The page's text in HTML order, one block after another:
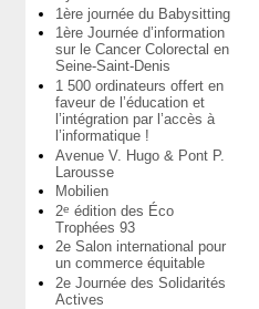
1ère journée du Babysitting
1ère Journée d’information
sur le Cancer Colorectal en
Seine-Saint-Denis
1 500 ordinateurs offert en
faveur de l’éducation et
l’intégration par l’accès à
l’informatique !
Avenue V. Hugo & Pont P.
Larousse
Mobilien
2e édition des Éco
Trophées 93
2e Salon international pour
un commerce équitable
2e Journée des Solidarités
Actives